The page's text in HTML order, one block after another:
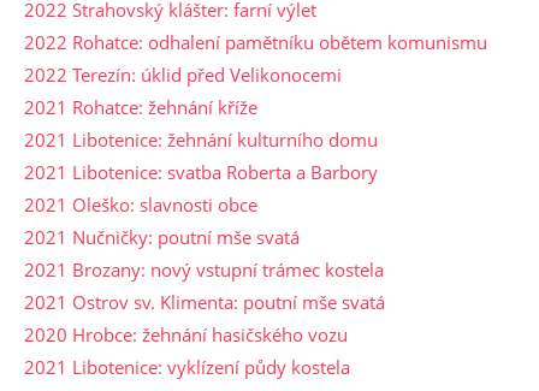
2022 Strahovský klášter: farní výlet
2022 Rohatce: odhalení pamětníku obětem komunismu
2022 Terezín: úklid před Velikonocemi
2021 Rohatce: žehnání kříže
2021 Libotenice: žehnání kulturního domu
2021 Libotenice: svatba Roberta a Barbory
2021 Oleško: slavnosti obce
2021 Nučničky: poutní mše svatá
2021 Brozany: nový vstupní trámec kostela
2021 Ostrov sv. Klimenta: poutní mše svatá
2020 Hrobce: žehnání hasičského vozu
2021 Libotenice: vyklízení půdy kostela